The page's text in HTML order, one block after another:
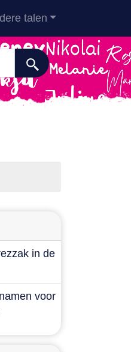
talen
in de
voor